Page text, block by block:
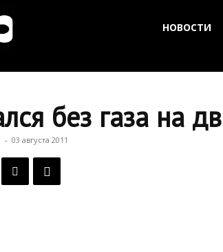
Новости
НОВОСТИ
без газа на
- 03 августа 2011